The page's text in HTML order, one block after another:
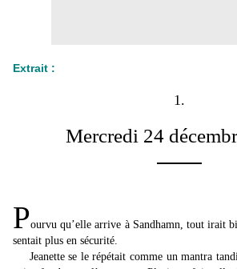
Extrait :
1.
Mercredi 24
Pourvu qu’elle arrive à Sandhamn, tout irait
sentait plus en sécurité.
Jeanette se le répétait comme un mantra